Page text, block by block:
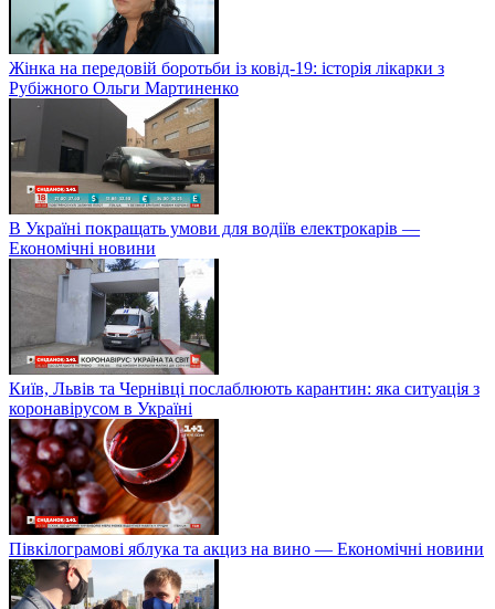
Жінка на передовій боротьби із ковід-19: історія лікарки з
Рубіжного Ольги Мартиненко
В Україні покращать умови для водіїв електрокарів —
Економічні новини
Київ, Львів та Чернівці послаблюють карантин: яка ситуація з
коронавірусом в Україні
Півкілограмові яблука та акциз на вино — Економічні новини